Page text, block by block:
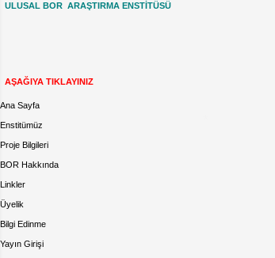
ULUSAL BOR ARAŞTIRMA ENSTİTÜSÜ
AŞAĞIYA TIKLAYINIZ
Ana Sayfa
Enstitümüz
Proje Bilgileri
BOR Hakkında
Linkler
Üyelik
Bilgi Edinme
Yayın Girişi